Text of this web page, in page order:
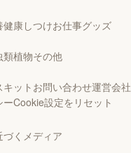
健康しつけお仕事グッズ
類植物その他
キット お問い合わせ運営会社
ーCookie設定をリセット
くメディア